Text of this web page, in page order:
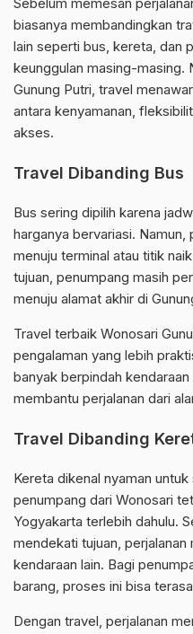
Sebelum memesan
biasanya membandingkan
lain seperti bus, kereta, dan
keunggulan masing-masing.
Gunung Putri, travel
antara kenyamanan,
akses.
Travel Dibanding Bus
Bus sering dipilih karena
harganya bervariasi. Namun,
menuju terminal atau titik
tujuan, penumpang masih
menuju alamat akhir di
Travel terbaik Wonosari
pengalaman yang lebih
banyak berpindah
membantu perjalanan dari
Travel Dibanding
Kereta dikenal nyaman
penumpang dari Wonosari
Yogyakarta terlebih dahulu.
mendekati tujuan, perjalanan
kendaraan lain. Bagi
barang, proses ini bisa
Dengan travel, perjalanan